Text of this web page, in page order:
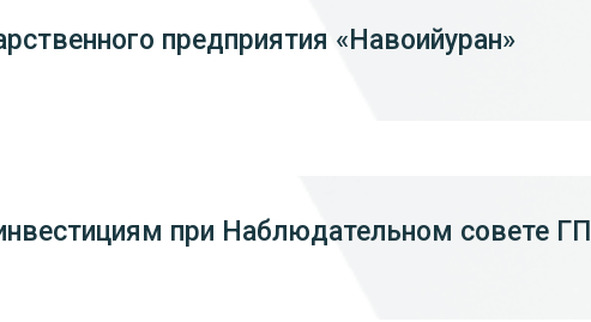
предприятия «Навоийуран»
при Наблюдательном совете ГП